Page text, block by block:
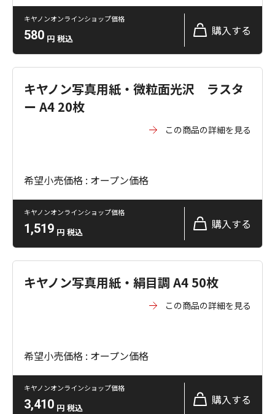
キヤノンオンラインショップ価格
580 円 税込
購入する
キヤノン写真用紙・微粒面光沢 ラスタ
ー A4 20枚
この商品の詳細を見る
希望小売価格 : オープン価格
キヤノンオンラインショップ価格
1,519 円 税込
購入する
キヤノン写真用紙・絹目調 A4 50枚
この商品の詳細を見る
希望小売価格 : オープン価格
キヤノンオンラインショップ価格
3,410 円 税込
購入する